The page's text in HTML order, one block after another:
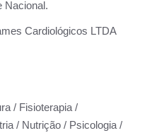
Nacional.
Cardiológicos LTDA
/ Fisioterapia /
/ Nutrição / Psicologia /